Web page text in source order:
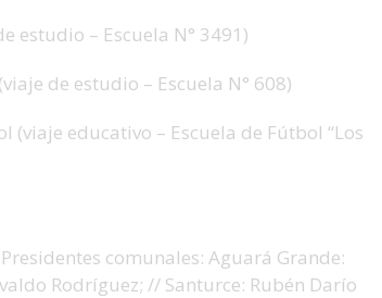
estudio – Escuela N° 3491)
de estudio – Escuela N° 608)
educativo – Escuela de Fútbol “Los
comunales: Aguará Grande:
Rodríguez; // Santurce: Rubén Darío